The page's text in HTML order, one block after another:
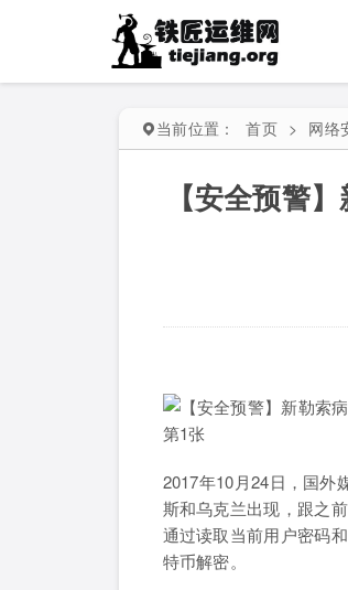
当前位置： 首页 > 网络
【安全预警
2017年10月24日，国
斯和乌克兰出现，跟之
通过读取当前用户密码
特币解密。